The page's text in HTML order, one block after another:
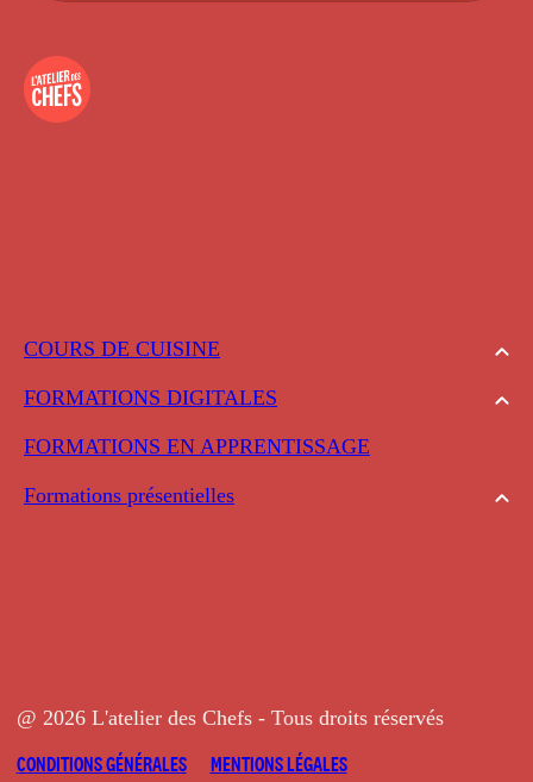
COURS DE CUISINE
FORMATIONS DIGITALES
FORMATIONS EN APPRENTISSAGE
Formations présentielles
@ 2026 L'atelier des Chefs - Tous droits réservés
CONDITIONS GÉNÉRALES
MENTIONS LÉGALES